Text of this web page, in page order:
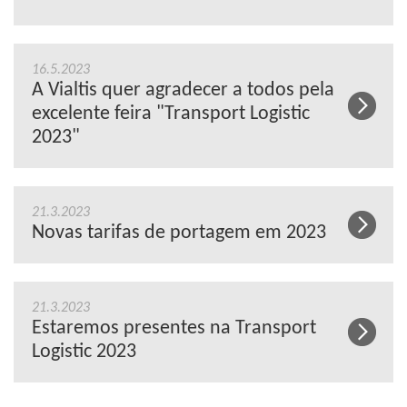
16.5.2023
A Vialtis quer agradecer a todos pela
excelente feira "Transport Logistic
2023"
21.3.2023
Novas tarifas de portagem em 2023
21.3.2023
Estaremos presentes na Transport
Logistic 2023